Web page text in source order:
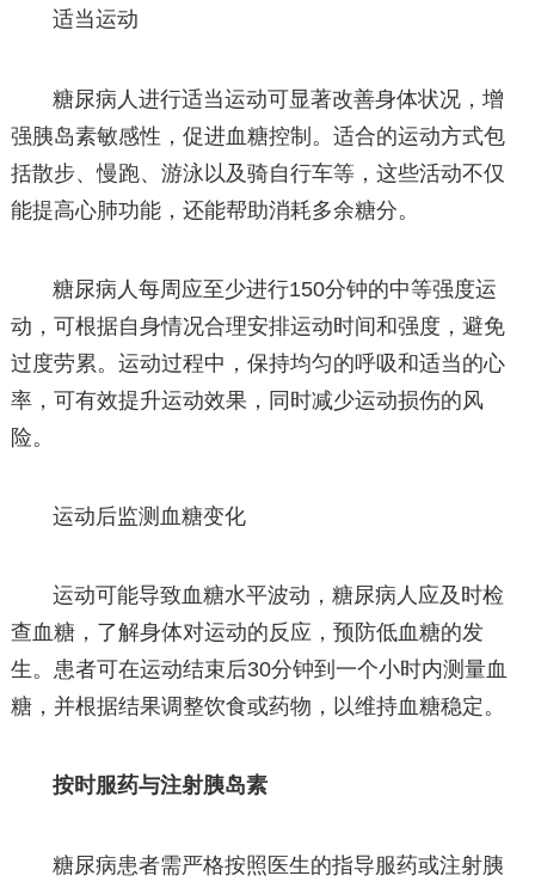
适当运动
糖尿病人进行适当运动可显著改善身体状况，增
强胰岛素敏感性，促进血糖控制。适合的运动方式包
括散步、慢跑、游泳以及骑自行车等，这些活动不仅
能提高心肺功能，还能帮助消耗多余糖分。
糖尿病人每周应至少进行150分钟的中等强度运
动，可根据自身情况合理安排运动时间和强度，避免
过度劳累。运动过程中，保持均匀的呼吸和适当的心
率，可有效提升运动效果，同时减少运动损伤的风
险。
运动后监测血糖变化
运动可能导致血糖水平波动，糖尿病人应及时检
查血糖，了解身体对运动的反应，预防低血糖的发
生。患者可在运动结束后30分钟到一个小时内测量血
糖，并根据结果调整饮食或药物，以维持血糖稳定。
按时服药与注射胰岛素
糖尿病患者需严格按照医生的指导服药或注射胰